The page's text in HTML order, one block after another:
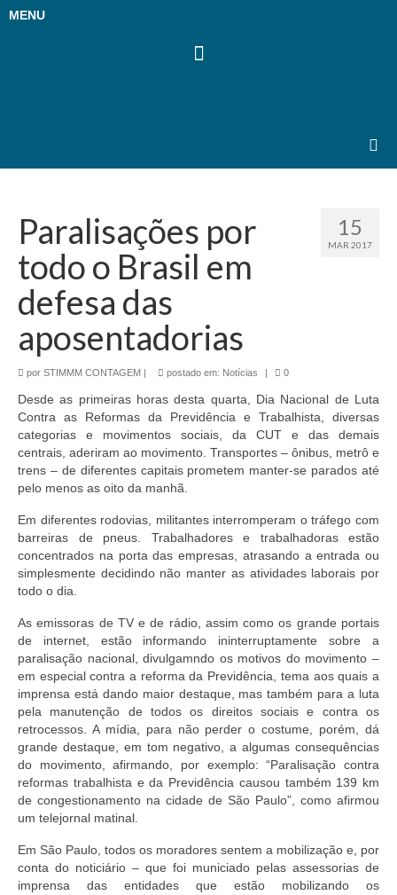
MENU
15
MAR 2017
Paralisações por
todo o Brasil em
defesa das
aposentadorias
por STIMMM CONTAGEM | postado em: Notícias | 0
Desde as primeiras horas desta quarta, Dia Nacional de Luta
Contra as Reformas da Previdência e Trabalhista, diversas
categorias e movimentos sociais, da CUT e das demais
centrais, aderiram ao movimento. Transportes – ônibus, metrô e
trens – de diferentes capitais prometem manter-se parados até
pelo menos as oito da manhã.
Em diferentes rodovias, militantes interromperam o tráfego com
barreiras de pneus. Trabalhadores e trabalhadoras estão
concentrados na porta das empresas, atrasando a entrada ou
simplesmente decidindo não manter as atividades laborais por
todo o dia.
As emissoras de TV e de rádio, assim como os grande portais
de internet, estão informando ininterruptamente sobre a
paralisação nacional, divulgamndo os motivos do movimento –
em especial contra a reforma da Previdência, tema aos quais a
imprensa está dando maior destaque, mas também para a luta
pela manutenção de todos os direitos sociais e contra os
retrocessos. A mídia, para não perder o costume, porém, dá
grande destaque, em tom negativo, a algumas consequências
do movimento, afirmando, por exemplo: “Paralisação contra
reformas trabalhista e da Previdência causou também 139 km
de congestionamento na cidade de São Paulo”, como afirmou
um telejornal matinal.
Em São Paulo, todos os moradores sentem a mobilização e, por
conta do noticiário – que foi municiado pelas assessorias de
imprensa das entidades que estão mobilizando os